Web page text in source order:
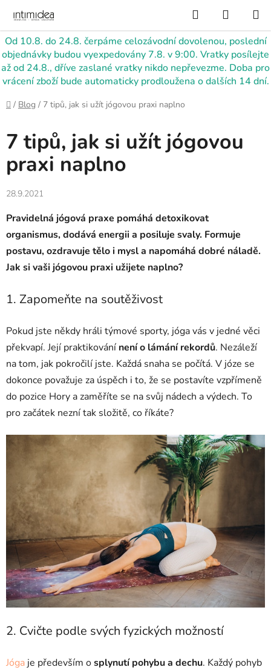
obsah
Od 10.8. do 24.8. čerpáme celozávodní dovolenou, poslední
objednávky budou vyexpedovány 7.8. v 9:00. Vratky posílejte
až od 24.8., dříve zaslané vratky nikdo nepřevezme. Doba pro
vrácení zboží bude automaticky prodloužena o dalších 14 dní.
Hledat
KOŠÍK
Domů
/ Blog / 7 tipů, jak si užít jógovou praxi naplno
7 tipů, jak si užít jógovou
praxi naplno
28.9.2021
Pravidelná jógová praxe pomáhá detoxikovat
organismus, dodává energii a posiluje svaly. Formuje
postavu, ozdravuje tělo i mysl a napomáhá dobré náladě.
Jak si vaši jógovou praxi užijete naplno?
1. Zapomeňte na soutěživost
Pokud jste někdy hráli týmové sporty, jóga vás v jedné věci
překvapí. Její praktikování není o lámání rekordů. Nezáleží
na tom, jak pokročilí jste. Každá snaha se počítá. V józe se
dokonce považuje za úspěch i to, že se postavíte vzpřímeně
do pozice Hory a zaměříte se na svůj nádech a výdech. To
pro začátek nezní tak složitě, co říkáte?
2. Cvičte podle svých fyzických možností
Jóga je především osplynutí pohybu a dechu. Každý pohyb